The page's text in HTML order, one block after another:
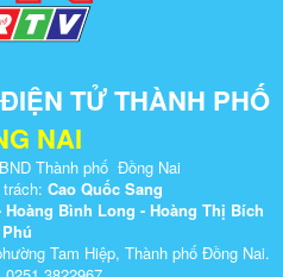
TỬ THÀNH PHỐ
NAI
Thành phố Đồng Nai
Cao Quốc Sang
Hoàng Bình Long - Hoàng Thị Bích
Phú
Tam Hiệp, Thành phố Đồng Nai.